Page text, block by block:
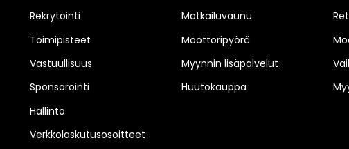
Rekrytointi
Toimipisteet
Vastuullisuus
Sponsorointi
Hallinto
Verkkolaskutusosoitteet
Matkailuvaunu
Moottoripyörä
Myynnin lisäpalvelut
Huutokauppa